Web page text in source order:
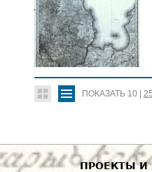
ПОКАЗАТЬ 10 |
ПРОЕКТЫ И